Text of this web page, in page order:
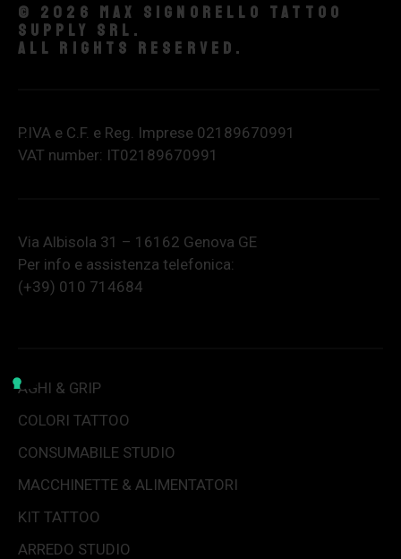
© 2026 Max Signorello Tattoo
supply srl.
All rights reserved.
P.IVA e C.F. e Reg. Imprese 02189670991
VAT number: IT02189670991
Via Albisola 31 – 16162 Genova GE
Per info e assistenza telefonica:
(+39) 010 714684
AGHI & GRIP
COLORI TATTOO
CONSUMABILE STUDIO
MACCHINETTE & ALIMENTATORI
KIT TATTOO
ARREDO STUDIO